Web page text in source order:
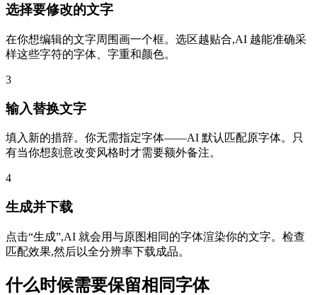
选择要修改的文字
在你想编辑的文字周围画一个框。选区越贴合,AI 越能准确采
样这些字符的字体、字重和颜色。
3
输入替换文字
填入新的措辞。你无需指定字体——AI 默认匹配原字体。只
有当你想刻意改变风格时才需要额外备注。
4
生成并下载
点击“生成”,AI 就会用与原图相同的字体渲染你的文字。检查
匹配效果,然后以全分辨率下载成品。
什么时候需要保留相同字体